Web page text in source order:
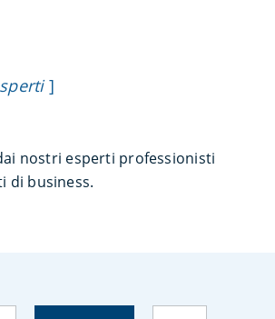
]
nostri esperti professionisti
di business.